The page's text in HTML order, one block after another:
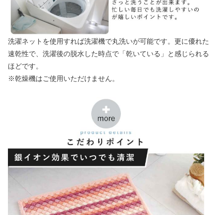
洗濯ネットを使用すれば洗濯機で丸洗いが可能です。更に優れた
速乾性で、洗濯後の脱水した時点で「乾いている」と感じられる
ほどです。
※乾燥機はご使用いただけません。